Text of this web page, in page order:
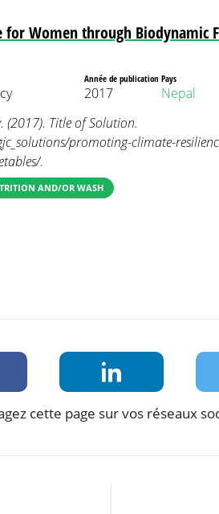
for Women through Biodynamic
Année de publication
2017
Pays
Nepal
(2017). Title of Solution.
promoting-climate-
.
AND/OR WASH
cette page sur vos réseaux